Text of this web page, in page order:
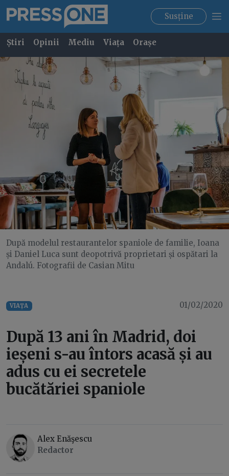
Susține
Știri Opinii Mediu Viața Orașe
După modelul restaurantelor spaniole de familie, Ioana
și Daniel Luca sunt deopotrivă proprietari și ospătari la
Andalú. Fotografii de Casian Mitu
VIAȚA 01/02/2020
După 13 ani în Madrid, doi
ieșeni s-au întors acasă și au
adus cu ei secretele
bucătăriei spaniole
Alex Enăşescu
Redactor